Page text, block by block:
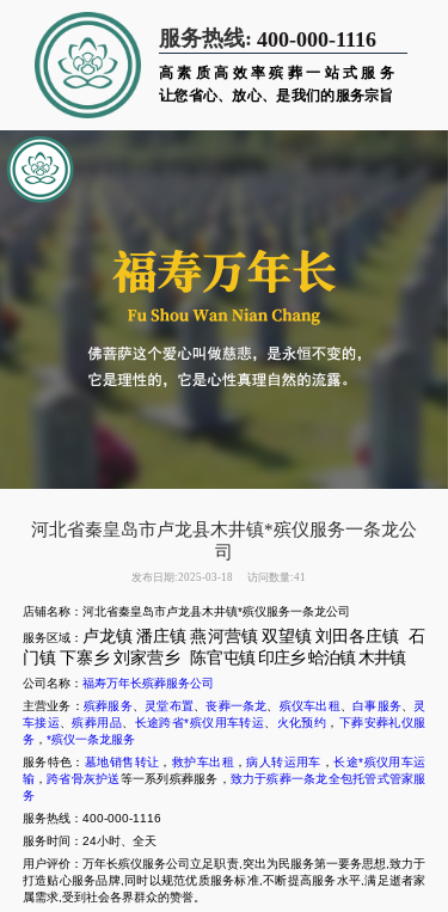
服务热线: 400-000-1116
高素质高效率殡葬一站式服务
让您省心、放心、是我们的服务宗旨
河北省秦皇岛市卢龙县木井镇*殡仪服务一条龙公
司
发布日期:2025-03-18 访问数量:41
店铺名称：河北省秦皇岛市卢龙县木井镇*殡仪服务一条龙公司
服务区域： 卢龙镇 潘庄镇 燕河营镇 双望镇 刘田各庄镇 石
门镇 下寨乡 刘家营乡 陈官屯镇 印庄乡 蛤泊镇 木井镇
公司名称： 福寿万年长殡葬服务公司
主营业务： 殡葬服务、 灵堂布置 、丧葬一条龙 殡仪车出租 、白事服务
灵
车接运 、殡葬用品 长途跨省*殡仪用车转运 火化预约 ， 下葬安葬礼仪服
务， *殡仪一条龙服务
服务特色： 墓地销售转让 ， 救护车出租 ，病人转运用车 ，长途*殡仪用车运
输，跨省骨灰护送等一系列殡葬服务， 致力于殡葬一条龙全包托管式管家服
务
服务热线：400-000-1116
服务时间：24小时、全天
用户评价：万年长殡仪服务公司立足职责,突出为民服务第一要务思想,致力于
打造贴心服务品牌,同时以规范优质服务标准,不断提高服务水平,满足逝者家
属需求,受到社会各界群众的赞誉。